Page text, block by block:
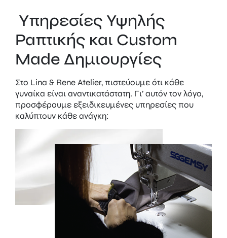
Υπηρεσίες Υψηλής
Ραπτικής και Custom
Made Δημιουργίες
Στο Lina & Rene Atelier, πιστεύουμε ότι κάθε
γυναίκα είναι αναντικατάστατη. Γι’ αυτόν τον λόγο,
προσφέρουμε εξειδικευμένες υπηρεσίες που
καλύπτουν κάθε ανάγκη: